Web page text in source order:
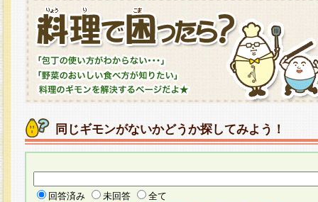
同じギモンがないかどうか探してみよう！
回答済み 未回答 全て